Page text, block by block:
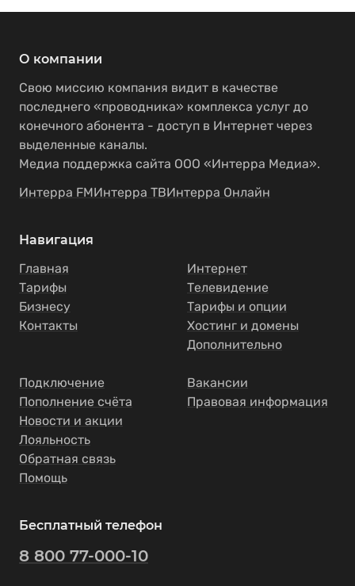
О компании
Свою миссию компания видит в качестве
последнего «проводника» комплекса услуг до
конечного абонента - доступ в Интернет через
выделенные каналы.
Медиа поддержка сайта ООО «Интерра Медиа».
Интерра FMИнтерра ТВИнтерра Онлайн
Навигация
Главная
Тарифы
Бизнесу
Контакты
Интернет
Телевидение
Тарифы и опции
Хостинг и домены
Дополнительно
Подключение
Пополнение счёта
Новости и акции
Лояльность
Обратная связь
Помощь
Вакансии
Правовая информация
Бесплатный телефон
8 800 77-000-10